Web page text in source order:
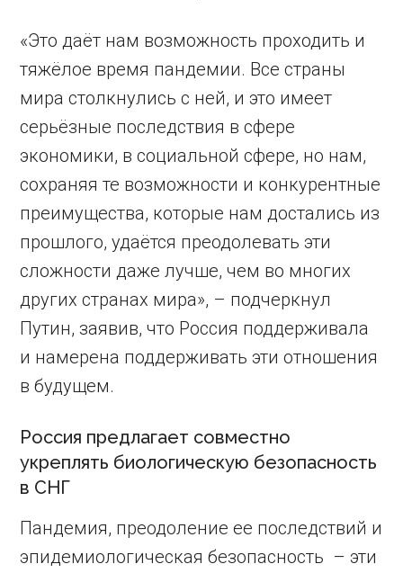
«Это даёт нам возможность проходить и
тяжёлое время пандемии. Все страны
мира столкнулись с ней, и это имеет
серьёзные последствия в сфере
экономики, в социальной сфере, но нам,
сохраняя те возможности и конкурентные
преимущества, которые нам достались из
прошлого, удаётся преодолевать эти
сложности даже лучше, чем во многих
других странах мира», – подчеркнул
Путин, заявив, что Россия поддерживала
и намерена поддерживать эти отношения
в будущем.
Россия предлагает совместно
укреплять биологическую безопасность
в СНГ
Пандемия, преодоление ее последствий и
эпидемиологическая безопасность – эти